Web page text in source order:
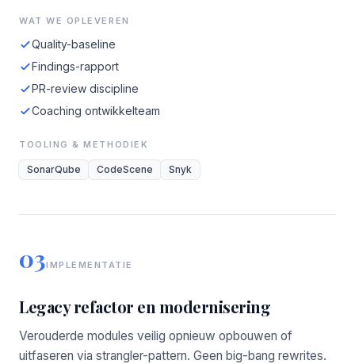
WAT WE OPLEVEREN
Quality-baseline
Findings-rapport
PR-review discipline
Coaching ontwikkelteam
TOOLING & METHODIEK
SonarQube CodeScene Snyk
03IMPLEMENTATIE
Legacy refactor en modernisering
Verouderde modules veilig opnieuw opbouwen of
uitfaseren via strangler-pattern. Geen big-bang rewrites.